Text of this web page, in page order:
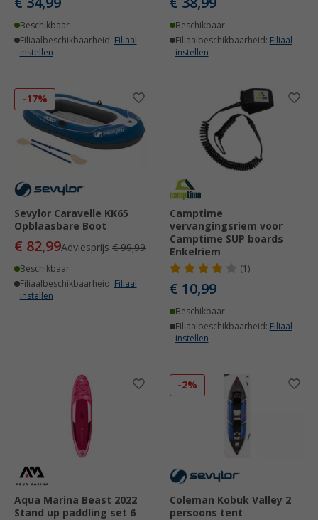
Beschikbaar
Filiaalbeschikbaarheid: Filiaal
instellen
Beschikbaar
Filiaalbeschikbaarheid: Filiaal
instellen
-17%
Sevylor Caravelle KK65
Opblaasbare Boot
€ 82,99Adviesprijs € 99,99
Beschikbaar
Filiaalbeschikbaarheid: Filiaal
instellen
Camptime
vervangingsriem voor
Camptime SUP boards
Enkelriem
(1)
€ 10,99
Beschikbaar
Filiaalbeschikbaarheid: Filiaal
instellen
Aqua Marina Beast 2022
Stand up paddling set 6
-2%
Coleman Kobuk Valley 2
persoons tent